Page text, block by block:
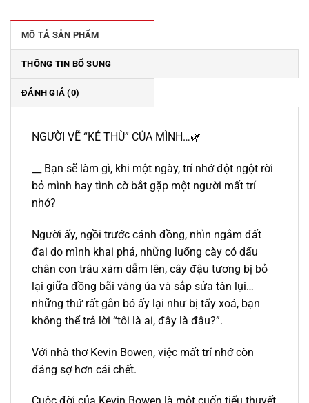
MÔ TẢ SẢN PHẨM
THÔNG TIN BỔ SUNG
ĐÁNH GIÁ (0)
NGƯỜI VẼ “KẺ THÙ” CỦA MÌNH…🌿
__ Bạn sẽ làm gì, khi một ngày, trí nhớ đột ngột rời
bỏ mình hay tình cờ bắt gặp một người mất trí
nhớ?
Người ấy, ngồi trước cánh đồng, nhìn ngắm đất
đai do mình khai phá, những luống cày có dấu
chân con trâu xám dẫm lên, cây đậu tương bị bỏ
lại giữa đồng bãi vàng úa và sắp sửa tàn lụi…
những thứ rất gắn bó ấy lại như bị tẩy xoá, bạn
không thể trả lời “tôi là ai, đây là đâu?”.
Với nhà thơ Kevin Bowen, việc mất trí nhớ còn
đáng sợ hơn cái chết.